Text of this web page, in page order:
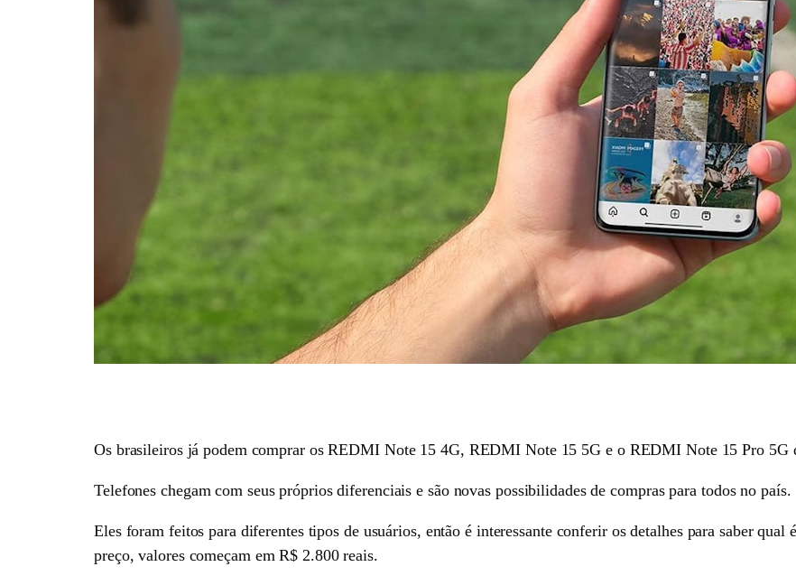
Os brasileiros já podem comprar os REDMI Note 15 4G, REDMI Note 15 5G e o REDMI Note 15 Pro 5G
Telefones chegam com seus próprios diferenciais e são novas possibilidades de compras para todos no país.
Eles foram feitos para diferentes tipos de usuários, então é interessante conferir os detalhes para saber
preço, valores começam em R$ 2.800 reais.